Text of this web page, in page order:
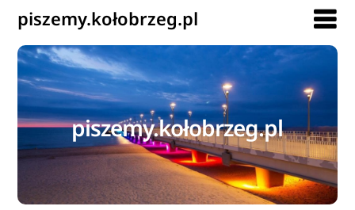
piszemy.kołobrzeg.pl
piszemy.kołobrzeg.pl